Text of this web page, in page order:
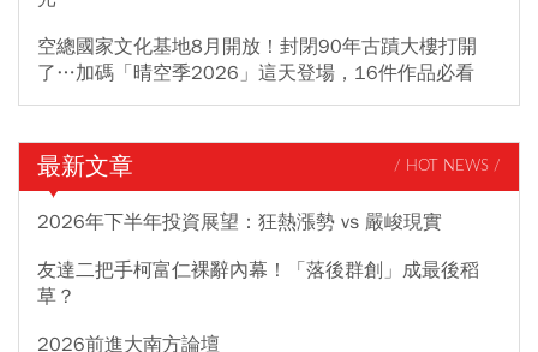
空總國家文化基地8月開放！封閉90年古蹟大樓打開
了…加碼「晴空季2026」這天登場，16件作品必看
最新文章 / HOT NEWS /
2026年下半年投資展望：狂熱漲勢 vs 嚴峻現實
友達二把手柯富仁裸辭內幕！「落後群創」成最後稻
草？
2026前進大南方論壇